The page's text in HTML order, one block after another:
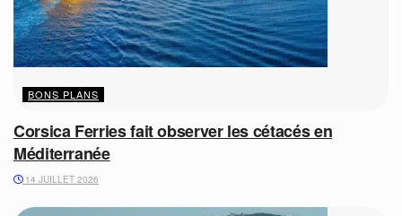
BONS PLANS
Corsica Ferries fait observer les cétacés en
Méditerranée
14 JUILLET 2026